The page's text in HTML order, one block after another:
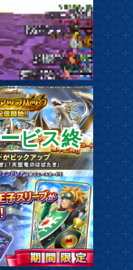
ビス終